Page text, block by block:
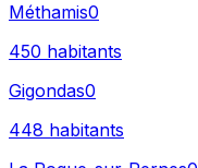
Méthamis0
450 habitants
Gigondas0
448 habitants